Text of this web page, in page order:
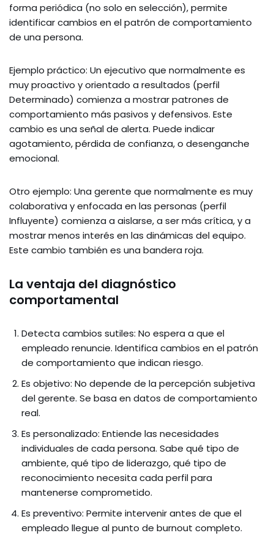
forma periódica (no solo en selección), permite
identificar cambios en el patrón de comportamiento
de una persona.
Ejemplo práctico: Un ejecutivo que normalmente es
muy proactivo y orientado a resultados (perfil
Determinado) comienza a mostrar patrones de
comportamiento más pasivos y defensivos. Este
cambio es una señal de alerta. Puede indicar
agotamiento, pérdida de confianza, o desenganche
emocional.
Otro ejemplo: Una gerente que normalmente es muy
colaborativa y enfocada en las personas (perfil
Influyente) comienza a aislarse, a ser más crítica, y a
mostrar menos interés en las dinámicas del equipo.
Este cambio también es una bandera roja.
La ventaja del diagnóstico
comportamental
Detecta cambios sutiles: No espera a que el
empleado renuncie. Identifica cambios en el patrón
de comportamiento que indican riesgo.
Es objetivo: No depende de la percepción subjetiva
del gerente. Se basa en datos de comportamiento
real.
Es personalizado: Entiende las necesidades
individuales de cada persona. Sabe qué tipo de
ambiente, qué tipo de liderazgo, qué tipo de
reconocimiento necesita cada perfil para
mantenerse comprometido.
Es preventivo: Permite intervenir antes de que el
empleado llegue al punto de burnout completo.